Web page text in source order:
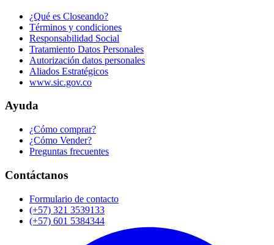
¿Qué es Closeando?
Términos y condiciones
Responsabilidad Social
Tratamiento Datos Personales
Autorización datos personales
Aliados Estratégicos
www.sic.gov.co
Ayuda
¿Cómo comprar?
¿Cómo Vender?
Preguntas frecuentes
Contáctanos
Formulario de contacto
(+57) 321 3539133
(+57) 601 5384344